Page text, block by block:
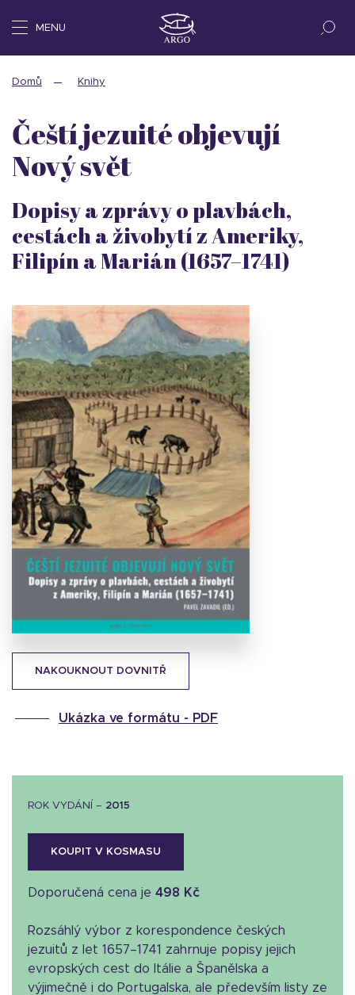
MENU
Domů Knihy
NAKOUKNOUT DOVNITŘ
Ukázka ve formátu - PDF
Čeští jezuité objevují
Nový svět
Dopisy a zprávy o plavbách,
cestách a živobytí z Ameriky,
Filipín a Marián (1657–1741)
ROK VYDÁNÍ – 2015
KOUPIT V KOSMASU
Doporučená cena je 498 Kč
Rozsáhlý výbor z korespondence českých
jezuitů z let 1657–1741 zahrnuje popisy jejich
evropských cest do Itálie a Španělska a
výjimečně i do Portugalska, ale především listy ze